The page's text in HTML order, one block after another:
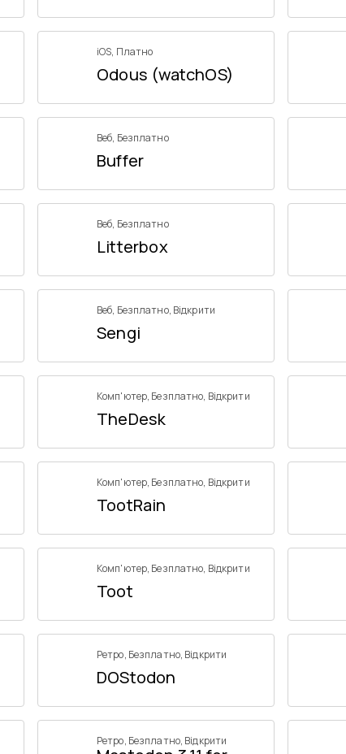
iOS, Платно
Odous (watchOS)
Веб, Безплатно
Buffer
Веб, Безплатно
Litterbox
Веб, Безплатно, Відкрити
Sengi
Комп'ютер, Безплатно, Відкрити
TheDesk
Комп'ютер, Безплатно, Відкрити
TootRain
Комп'ютер, Безплатно, Відкрити
Toot
Ретро, Безплатно, Відкрити
DOStodon
Ретро, Безплатно, Відкрити